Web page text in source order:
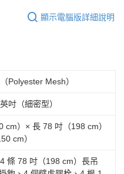
顯示電腦版詳細說明
Polyester Mesh）
吋（細密型）
cm）× 長 78 吋（198 cm）
cm）
條 78 吋（198 cm）長吊